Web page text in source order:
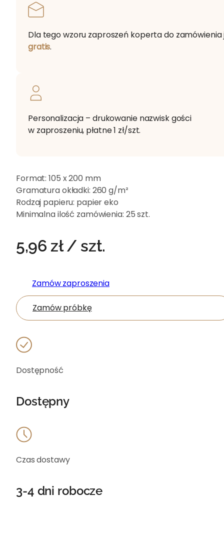
Dla tego wzoru zaproszeń koperta do zamówienia
gratis.
Personalizacja – drukowanie nazwisk gości
w zaproszeniu, płatne 1 zł/szt.
Format:105 x 200 mm
Gramatura okładki: 260 g/m²
Rodzaj papieru: papier eko
Minimalna ilość zamówienia: 25 szt.
5,96zł/ szt.
Zamów zaproszenia
Zamów próbkę
Dostępność
Dostępny
Czas dostawy
3-4 dni robocze